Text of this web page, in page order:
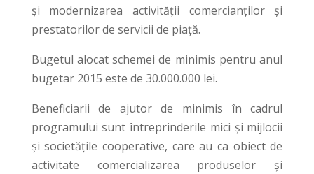
şi modernizarea activităţii comercianţilor şi
prestatorilor de servicii de piaţă.
Bugetul alocat schemei de minimis pentru anul
bugetar 2015 este de 30.000.000 lei.
Beneficiarii de ajutor de minimis în cadrul
programului sunt întreprinderile mici şi mijlocii
și societăţile cooperative, care au ca obiect de
activitate comercializarea produselor şi